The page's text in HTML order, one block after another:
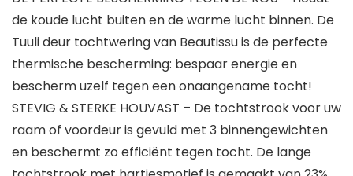
de koude lucht buiten en de warme lucht binnen. De
Tuuli deur tochtwering van Beautissu is de perfecte
thermische bescherming: bespaar energie en
bescherm uzelf tegen een onaangename tocht!
STEVIG & STERKE HOUVAST – De tochtstrook voor uw
raam of voordeur is gevuld met 3 binnengewichten
en beschermt zo efficiënt tegen tocht. De lange